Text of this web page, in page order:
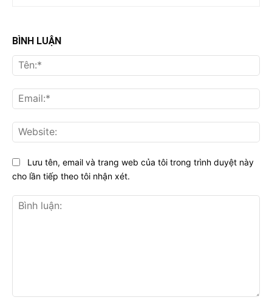
BÌNH LUẬN
Lưu tên, email và trang web của tôi trong trình duyệt này
cho lần tiếp theo tôi nhận xét.